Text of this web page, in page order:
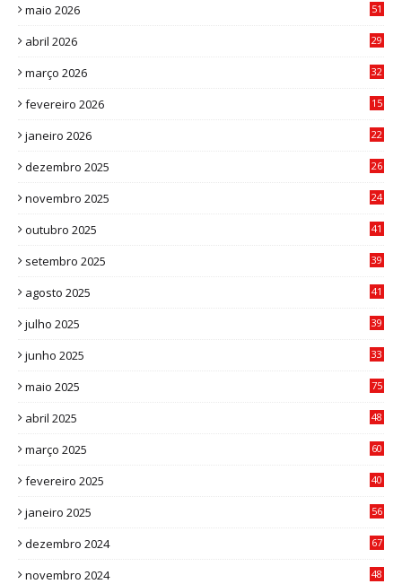
maio 2026
51
abril 2026
29
março 2026
32
fevereiro 2026
15
janeiro 2026
22
dezembro 2025
26
novembro 2025
24
outubro 2025
41
setembro 2025
39
agosto 2025
41
julho 2025
39
junho 2025
33
maio 2025 75
abril 2025
48
março 2025
60
fevereiro 2025
40
janeiro 2025
56
dezembro 2024
67
novembro 2024
48